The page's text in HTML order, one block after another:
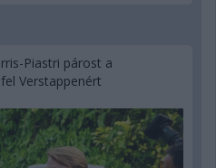
Piastri párost a
Verstappenért